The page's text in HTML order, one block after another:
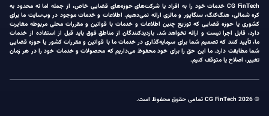
CG FinTech خدمات خود را به افراد یا شرکت‌های حوزه‌های قضایی خاص، از جمله اما نه محدود به
کره شمالی، هنگ‌کنگ، سنگاپور و مالزی ارائه نمی‌دهیم. اطلاعات و خدمات موجود در وب‌سایت ما برای
کشوری یا حوزه قضایی که توزیع چنین اطلاعات و خدمات با قوانین و مقررات محلی مربوطه مغایرت
دارد، قابل اجرا نیست و ارائه نخواهد شد. بازدیدکنندگان از مناطق فوق باید قبل از استفاده از خدمات
ما، تأیید کنند که تصمیم شما برای سرمایه‌گذاری در خدمات ما با قوانین و مقررات کشور یا حوزه قضایی
شما مطابقت دارد. ما این حق را برای خود محفوظ می‌داریم که محصولات و خدمات خود را در هر زمان
تغییر، اصلاح یا متوقف کنیم.
© 2026 CG FinTech تمامی حقوق محفوظ است.